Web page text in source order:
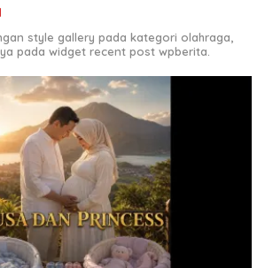
style gallery pada kategori olahraga,
pada widget recent post wpberita.